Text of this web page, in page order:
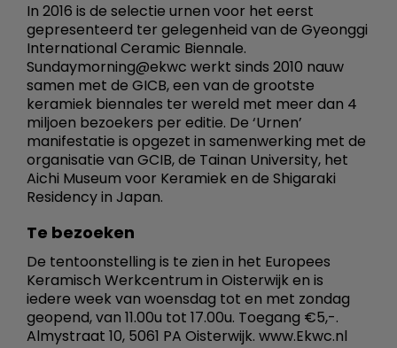
In 2016 is de selectie urnen voor het eerst
gepresenteerd ter gelegenheid van de Gyeonggi
International Ceramic Biennale.
Sundaymorning@ekwc werkt sinds 2010 nauw
samen met de GICB, een van de grootste
keramiek biennales ter wereld met meer dan 4
miljoen bezoekers per editie. De ‘Urnen’
manifestatie is opgezet in samenwerking met de
organisatie van GCIB, de Tainan University, het
Aichi Museum voor Keramiek en de Shigaraki
Residency in Japan.
Te bezoeken
De tentoonstelling is te zien in het Europees
Keramisch Werkcentrum in Oisterwijk en is
iedere week van woensdag tot en met zondag
geopend, van 11.00u tot 17.00u. Toegang €5,-.
Almystraat 10, 5061 PA Oisterwijk. www.Ekwc.nl